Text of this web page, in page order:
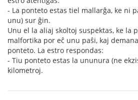
- La ponteto estas tiel mallarĝa, ke ni
unu) sur ĝin.
Unu el la aliaj skoltoj suspektas, ke la
malfortika por eĉ unu paŝi, kaj
ponteto. La estro respondas:
- Tiu ponteto estas la ununura (ne
kilometroj.